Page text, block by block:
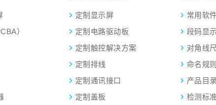
）
定制显示屏
定制电路驱动板
定制触控解决方案
定制排线
定制通讯接口
定制盖板
常用软
段码显
对角线
命名规则
产品目录
检测标